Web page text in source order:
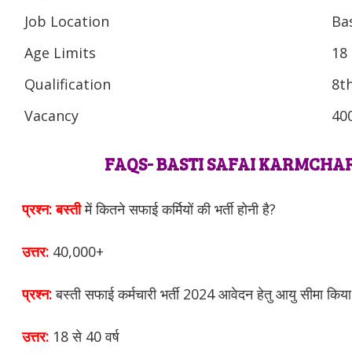
Job Location
Age Limits
Qualification
Vacancy
FAQS- BASTI SAFAI
प्रश्न: बस्तीमें कितने सफाई कर्मियों की भर्ती होनी है?
उत्तर: 40,000+
प्रश्न:बस्ती सफाई कर्मचारी भर्ती 2024 आवेदन हेतु आयु सीमा
उत्तर: 18 से 40 वर्ष